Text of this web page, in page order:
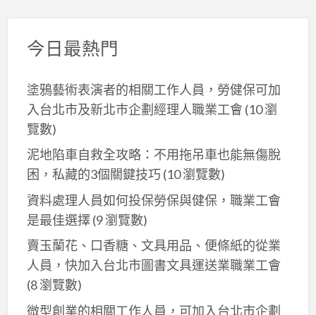
今日最熱門
塗鴉藝術表演者的相關工作人員，勞健保可加
入台北市及新北巿企劃經理人職業工會 (10 瀏
覽數)
泥地陷車自救全攻略：不用拖吊車也能無傷脫
困，私藏的3個關鍵技巧(10 瀏覽數)
資料處理人員如何投保勞保與健保，職業工會
是最佳選擇(9 瀏覽數)
賣玉蘭花、口香糖、文具用品、便條紙的從業
人員，快加入台北市圖書文具運送業職業工會
(8 瀏覽數)
微型創業的相關工作人員，可加入台北市企劃